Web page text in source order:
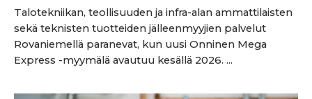
Talotekniikan, teollisuuden ja infra-alan ammattilaisten
sekä teknisten tuotteiden jälleenmyyjien palvelut
Rovaniemellä paranevat, kun uusi Onninen Mega
Express -myymälä avautuu kesällä 2026. ...